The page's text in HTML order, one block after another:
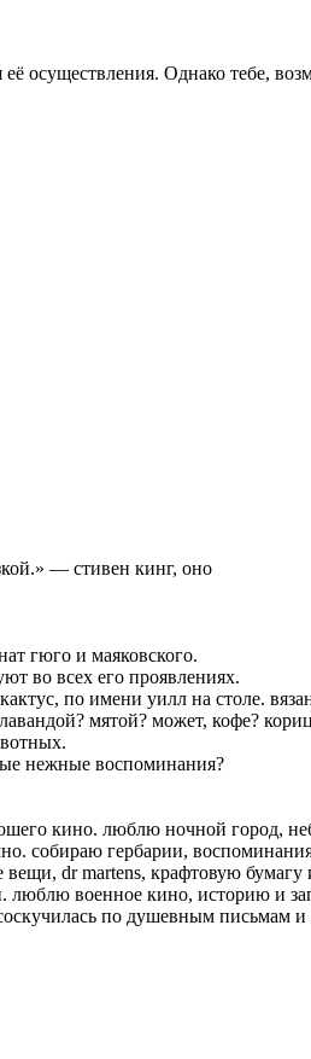
осуществления. Однако тебе,
— стивен кинг, оно
гюго и маяковского.
во всех его проявлениях.
по имени уилл на столе.
мятой? может, кофе?
нежные воспоминания?
кино. люблю ночной город,
собираю гербарии,
dr martens, крафтовую
люблю военное кино, историю и
по душевным